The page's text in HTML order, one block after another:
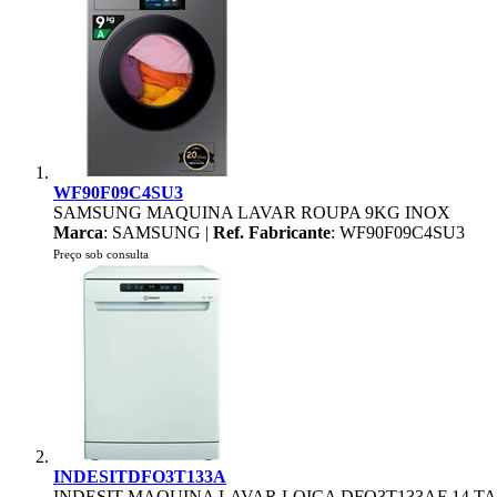
WF90F09C4SU3
SAMSUNG MAQUINA LAVAR ROUPA 9KG INOX
Marca: SAMSUNG | Ref. Fabricante: WF90F09C4SU3
Preço sob consulta
INDESITDFO3T133A